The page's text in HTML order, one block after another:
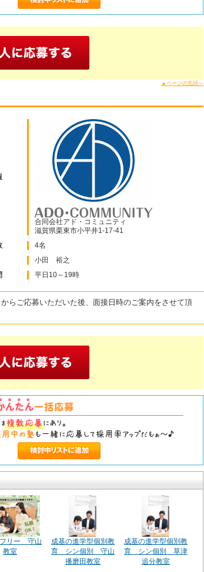
▲ページの先頭へ
合同会社アド・コミュニティ
滋賀県栗東市小平井1-17-41
4名
小田 裕之
平日10～19時
らご応募いただいた後、面接日時のご案内をさせて頂
リー 守山
教室
成基の進学型個別教
育 シン個別 守山
播磨田教室
成基の進学型個別教
育 シン個別 草津
追分教室